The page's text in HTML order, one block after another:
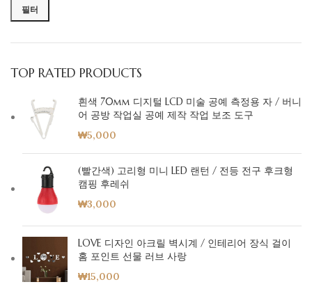
필터
TOP RATED PRODUCTS
흰색 70mm 디지털 LCD 미술 공예 측정용 자 / 버니
어 공방 작업실 공예 제작 작업 보조 도구
₩5,000
(빨간색) 고리형 미니 LED 랜턴 / 전등 전구 후크형
캠핑 후레쉬
₩3,000
LOVE 디자인 아크릴 벽시계 / 인테리어 장식 걸이
홈 포인트 선물 러브 사랑
₩15,000